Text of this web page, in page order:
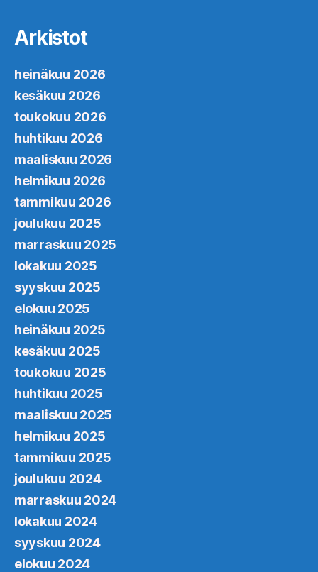
Arkistot
heinäkuu 2026
kesäkuu 2026
toukokuu 2026
huhtikuu 2026
maaliskuu 2026
helmikuu 2026
tammikuu 2026
joulukuu 2025
marraskuu 2025
lokakuu 2025
syyskuu 2025
elokuu 2025
heinäkuu 2025
kesäkuu 2025
toukokuu 2025
huhtikuu 2025
maaliskuu 2025
helmikuu 2025
tammikuu 2025
joulukuu 2024
marraskuu 2024
lokakuu 2024
syyskuu 2024
elokuu 2024